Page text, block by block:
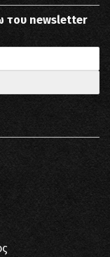
του newsletter